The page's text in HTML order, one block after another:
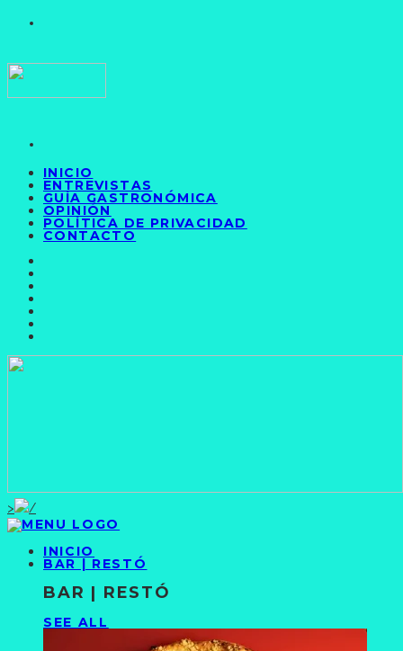
INICIO
ENTREVISTAS
GUÍA GASTRONÓMICA
OPINIÓN
POLÍTICA DE PRIVACIDAD
CONTACTO
>
INICIO
BAR | RESTÓ
BAR | RESTÓ
SEE ALL